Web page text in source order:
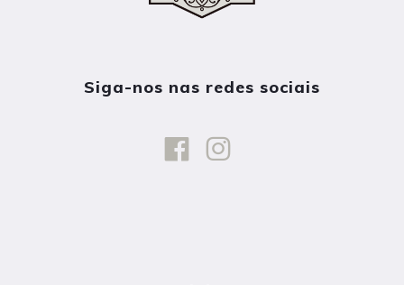
Siga-nos nas redes sociais